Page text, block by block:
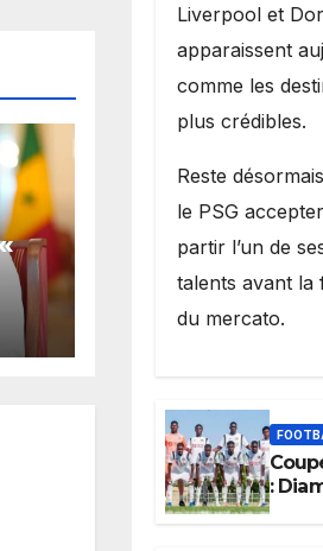
Liverpool et
apparaissent
comme les
plus crédibles.
Reste
le PSG
partir l’un de
talents avant la
du mercato.
:
sur